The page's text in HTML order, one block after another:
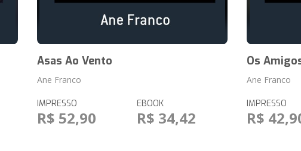
Asas Ao Vento
Ane Franco
IMPRESSO
R$ 52,90
EBOOK
R$ 34,42
Os
Ane Franco
IMPRESSO
R$